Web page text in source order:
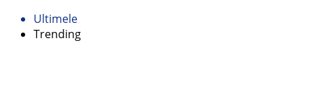
Ultimele
Trending